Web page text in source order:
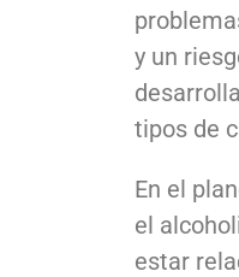
y un
tipos de
En el
el
estar